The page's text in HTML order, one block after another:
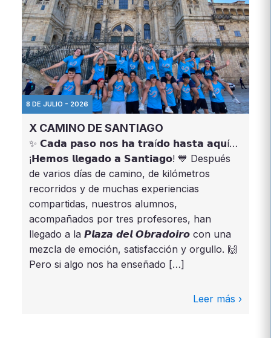
8 DE JULIO - 2026
X CAMINO DE SANTIAGO
✨ 𝗖𝗮𝗱𝗮 𝗽𝗮𝘀𝗼 𝗻𝗼𝘀 𝗵𝗮 𝘁𝗿𝗮í𝗱𝗼 𝗵𝗮𝘀𝘁𝗮 𝗮𝗾𝘂í…
¡𝗛𝗲𝗺𝗼𝘀 𝗹𝗹𝗲𝗴𝗮𝗱𝗼 𝗮 𝗦𝗮𝗻𝘁𝗶𝗮𝗴𝗼! 💙 Después
de varios días de camino, de kilómetros
recorridos y de muchas experiencias
compartidas, nuestros alumnos,
acompañados por tres profesores, han
llegado a la 𝙋𝙡𝙖𝙯𝙖 𝙙𝙚𝙡 𝙊𝙗𝙧𝙖𝙙𝙤𝙞𝙧𝙤 con una
mezcla de emoción, satisfacción y orgullo. 🙌
Pero si algo nos ha enseñado […]
Leer más ›